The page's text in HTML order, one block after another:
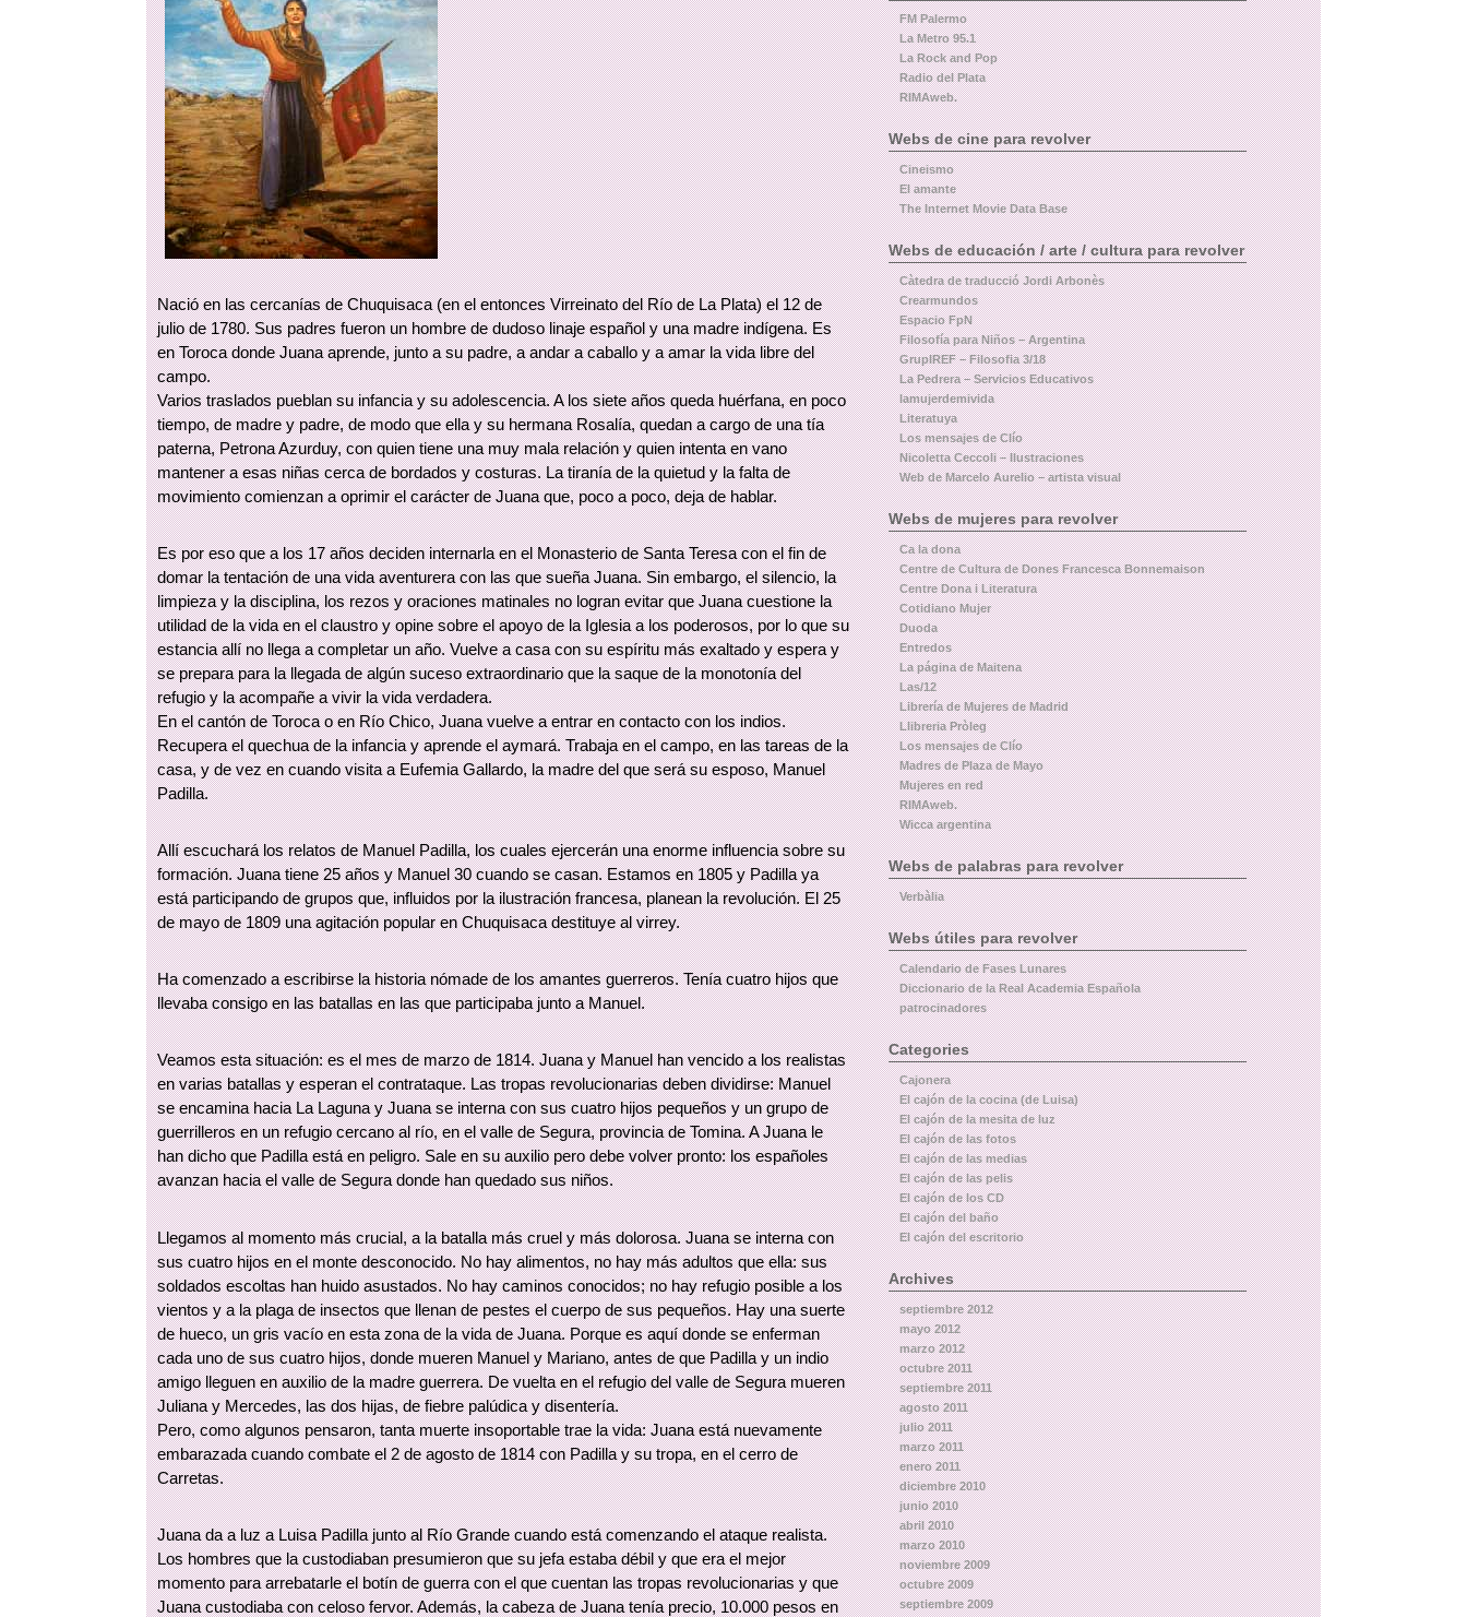
Nació en las cercanías de Chuquisaca (en el entonces Virreinato del Río de La Plata) el 12 de
julio de 1780. Sus padres fueron un hombre de dudoso linaje español y una madre indígena. Es
en Toroca donde Juana aprende, junto a su padre, a andar a caballo y a amar la vida libre del
campo.
Varios traslados pueblan su infancia y su adolescencia. A los siete años queda huérfana, en poco
tiempo, de madre y padre, de modo que ella y su hermana Rosalía, quedan a cargo de una tía
paterna, Petrona Azurduy, con quien tiene una muy mala relación y quien intenta en vano
mantener a esas niñas cerca de bordados y costuras. La tiranía de la quietud y la falta de
movimiento comienzan a oprimir el carácter de Juana que, poco a poco, deja de hablar.
Es por eso que a los 17 años deciden internarla en el Monasterio de Santa Teresa con el fin de
domar la tentación de una vida aventurera con las que sueña Juana. Sin embargo, el silencio, la
limpieza y la disciplina, los rezos y oraciones matinales no logran evitar que Juana cuestione la
utilidad de la vida en el claustro y opine sobre el apoyo de la Iglesia a los poderosos, por lo que su
estancia allí no llega a completar un año. Vuelve a casa con su espíritu más exaltado y espera y
se prepara para la llegada de algún suceso extraordinario que la saque de la monotonía del
refugio y la acompañe a vivir la vida verdadera.
En el cantón de Toroca o en Río Chico, Juana vuelve a entrar en contacto con los indios.
Recupera el quechua de la infancia y aprende el aymará. Trabaja en el campo, en las tareas de la
casa, y de vez en cuando visita a Eufemia Gallardo, la madre del que será su esposo, Manuel
Padilla.
Allí escuchará los relatos de Manuel Padilla, los cuales ejercerán una enorme influencia sobre su
formación. Juana tiene 25 años y Manuel 30 cuando se casan. Estamos en 1805 y Padilla ya
está participando de grupos que, influidos por la ilustración francesa, planean la revolución. El 25
de mayo de 1809 una agitación popular en Chuquisaca destituye al virrey.
Ha comenzado a escribirse la historia nómade de los amantes guerreros. Tenía cuatro hijos que
llevaba consigo en las batallas en las que participaba junto a Manuel.
Veamos esta situación: es el mes de marzo de 1814. Juana y Manuel han vencido a los realistas
en varias batallas y esperan el contrataque. Las tropas revolucionarias deben dividirse: Manuel
se encamina hacia La Laguna y Juana se interna con sus cuatro hijos pequeños y un grupo de
guerrilleros en un refugio cercano al río, en el valle de Segura, provincia de Tomina. A Juana le
han dicho que Padilla está en peligro. Sale en su auxilio pero debe volver pronto: los españoles
avanzan hacia el valle de Segura donde han quedado sus niños.
Llegamos al momento más crucial, a la batalla más cruel y más dolorosa. Juana se interna con
sus cuatro hijos en el monte desconocido. No hay alimentos, no hay más adultos que ella: sus
soldados escoltas han huido asustados. No hay caminos conocidos; no hay refugio posible a los
vientos y a la plaga de insectos que llenan de pestes el cuerpo de sus pequeños. Hay una suerte
de hueco, un gris vacío en esta zona de la vida de Juana. Porque es aquí donde se enferman
cada uno de sus cuatro hijos, donde mueren Manuel y Mariano, antes de que Padilla y un indio
amigo lleguen en auxilio de la madre guerrera. De vuelta en el refugio del valle de Segura mueren
Juliana y Mercedes, las dos hijas, de fiebre palúdica y disentería.
Pero, como algunos pensaron, tanta muerte insoportable trae la vida: Juana está nuevamente
embarazada cuando combate el 2 de agosto de 1814 con Padilla y su tropa, en el cerro de
Carretas.
Juana da a luz a Luisa Padilla junto al Río Grande cuando está comenzando el ataque realista.
Los hombres que la custodiaban presumieron que su jefa estaba débil y que era el mejor
momento para arrebatarle el botín de guerra con el que cuentan las tropas revolucionarias y que
Juana custodiaba con celoso fervor. Además, la cabeza de Juana tenía precio, 10.000 pesos en
FM Palermo
La Metro 95.1
La Rock and Pop
Radio del Plata
RIMAweb.
Webs de cine para revolver
Cineismo
El amante
The Internet Movie Data Base
Webs de educación / arte / cultura para revolver
Càtedra de traducció Jordi Arbonès
Crearmundos
Espacio FpN
Filosofía para Niños – Argentina
GrupIREF – Filosofia 3/18
La Pedrera – Servicios Educativos
lamujerdemivida
Literatuya
Los mensajes de Clío
Nicoletta Ceccoli – Ilustraciones
Web de Marcelo Aurelio – artista visual
Webs de mujeres para revolver
Ca la dona
Centre de Cultura de Dones Francesca Bonnemaison
Centre Dona i Literatura
Cotidiano Mujer
Duoda
Entredos
La página de Maitena
Las/12
Librería de Mujeres de Madrid
Llibreria Pròleg
Los mensajes de Clío
Madres de Plaza de Mayo
Mujeres en red
RIMAweb.
Wicca argentina
Webs de palabras para revolver
Verbàlia
Webs útiles para revolver
Calendario de Fases Lunares
Diccionario de la Real Academia Española
patrocinadores
Categories
Cajonera
El cajón de la cocina (de Luisa)
El cajón de la mesita de luz
El cajón de las fotos
El cajón de las medias
El cajón de las pelis
El cajón de los CD
El cajón del baño
El cajón del escritorio
Archives
septiembre 2012
mayo 2012
marzo 2012
octubre 2011
septiembre 2011
agosto 2011
julio 2011
marzo 2011
enero 2011
diciembre 2010
junio 2010
abril 2010
marzo 2010
noviembre 2009
octubre 2009
septiembre 2009